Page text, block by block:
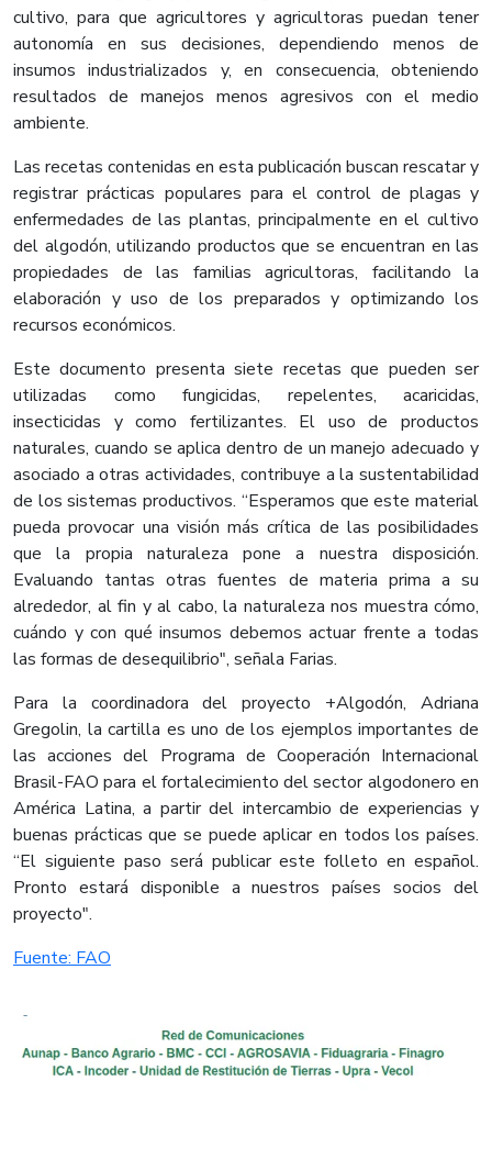
cultivo, para que agricultores y agricultoras puedan tener
autonomía en sus decisiones, dependiendo menos de
insumos industrializados y, en consecuencia, obteniendo
resultados de manejos menos agresivos con el medio
ambiente.
Las recetas contenidas en esta publicación buscan rescatar y
registrar prácticas populares para el control de plagas y
enfermedades de las plantas, principalmente en el cultivo
del algodón, utilizando productos que se encuentran en las
propiedades de las familias agricultoras, facilitando la
elaboración y uso de los preparados y optimizando los
recursos económicos.
Este documento presenta siete recetas que pueden ser
utilizadas como fungicidas, repelentes, acaricidas,
insecticidas y como fertilizantes. El uso de productos
naturales, cuando se aplica dentro de un manejo adecuado y
asociado a otras actividades, contribuye a la sustentabilidad
de los sistemas productivos. “Esperamos que este material
pueda provocar una visión más crítica de las posibilidades
que la propia naturaleza pone a nuestra disposición.
Evaluando tantas otras fuentes de materia prima a su
alrededor, al fin y al cabo, la naturaleza nos muestra cómo,
cuándo y con qué insumos debemos actuar frente a todas
las formas de desequilibrio", señala Farias.
Para la coordinadora del proyecto +Algodón, Adriana
Gregolin, la cartilla es uno de los ejemplos importantes de
las acciones del Programa de Cooperación Internacional
Brasil-FAO para el fortalecimiento del sector algodonero en
América Latina, a partir del intercambio de experiencias y
buenas prácticas que se puede aplicar en todos los países.
“El siguiente paso será publicar este folleto en español.
Pronto estará disponible a nuestros países socios del
proyecto".​
Fuente: FAO​